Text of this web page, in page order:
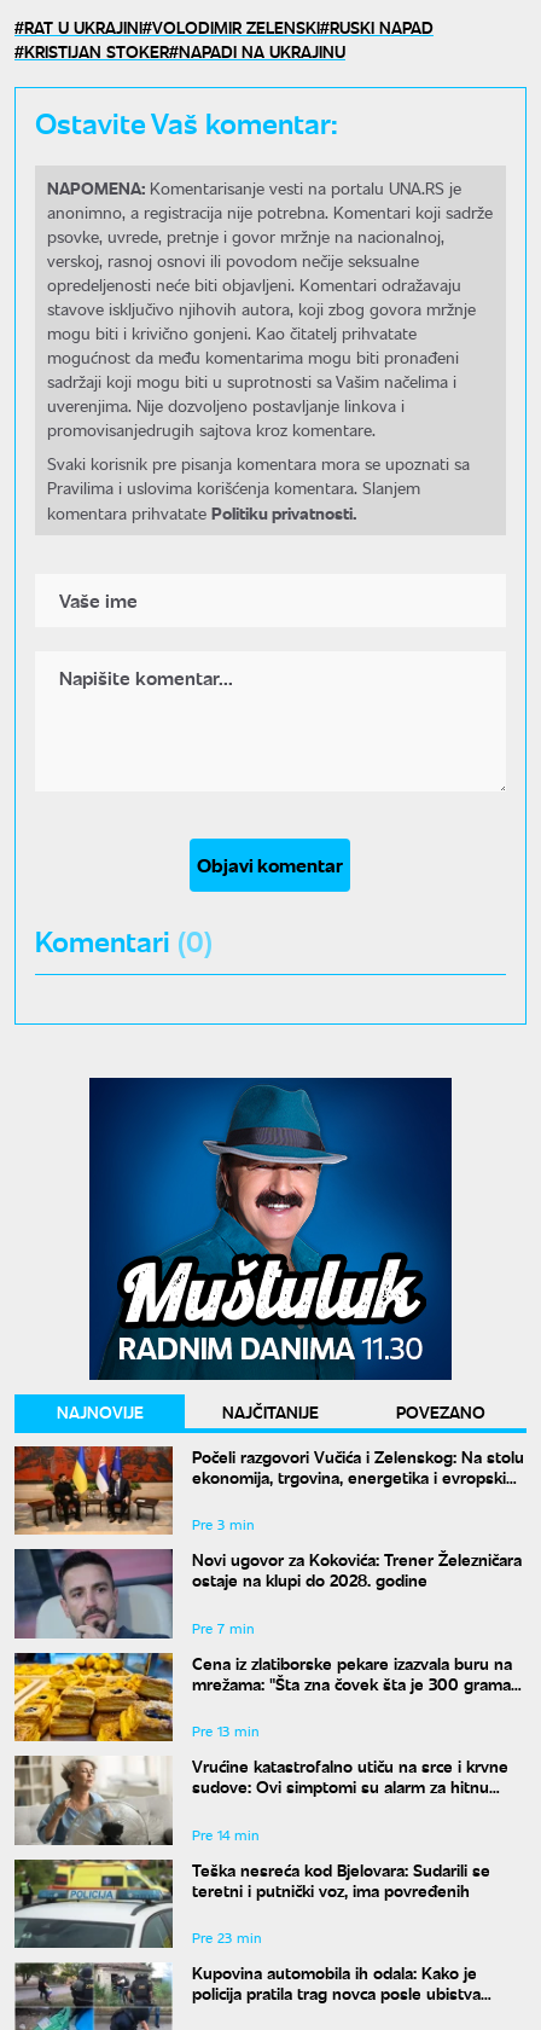
RAT U UKRAJINI VOLODIMIR ZELENSKI RUSKI NAPAD
KRISTIJAN STOKER NAPADI NA UKRAJINU
Ostavite Vaš komentar:
NAPOMENA: Komentarisanje vesti na portalu UNA.RS je
anonimno, a registracija nije potrebna. Komentari koji sadrže
psovke, uvrede, pretnje i govor mržnje na nacionalnoj,
verskoj, rasnoj osnovi ili povodom nečije seksualne
opredeljenosti neće biti objavljeni. Komentari odražavaju
stavove isključivo njihovih autora, koji zbog govora mržnje
mogu biti i krivično gonjeni. Kao čitatelj prihvatate
mogućnost da među komentarima mogu biti pronađeni
sadržaji koji mogu biti u suprotnosti sa Vašim načelima i
uverenjima. Nije dozvoljeno postavljanje linkova i
promovisanjedrugih sajtova kroz komentare.
Svaki korisnik pre pisanja komentara mora se upoznati sa
Pravilima i uslovima korišćenja komentara. Slanjem
komentara prihvatate Politiku privatnosti.
Objavi komentar
Komentari (0)
NAJNOVIJE NAJČITANIJE
POVEZANO
Počeli razgovori Vučića i Zelenskog: Na stolu
ekonomija, trgovina, energetika i evropski
Pre 3 min
Novi ugovor za Kokovića: Trener Železničara
ostaje na klupi do 2028. godine
Pre 7 min
Cena iz zlatiborske pekare izazvala buru na
mrežama: "Šta zna čovek šta je 300 grama
Pre 13 min
Vrućine katastrofalno utiču na srce i krvne
sudove: Ovi simptomi su alarm za hitnu
Pre 14 min
Teška nesreća kod Bjelovara: Sudarili se
teretni i putnički voz, ima povređenih
Pre 23 min
Kupovina automobila ih odala: Kako je
policija pratila trag novca posle ubistva